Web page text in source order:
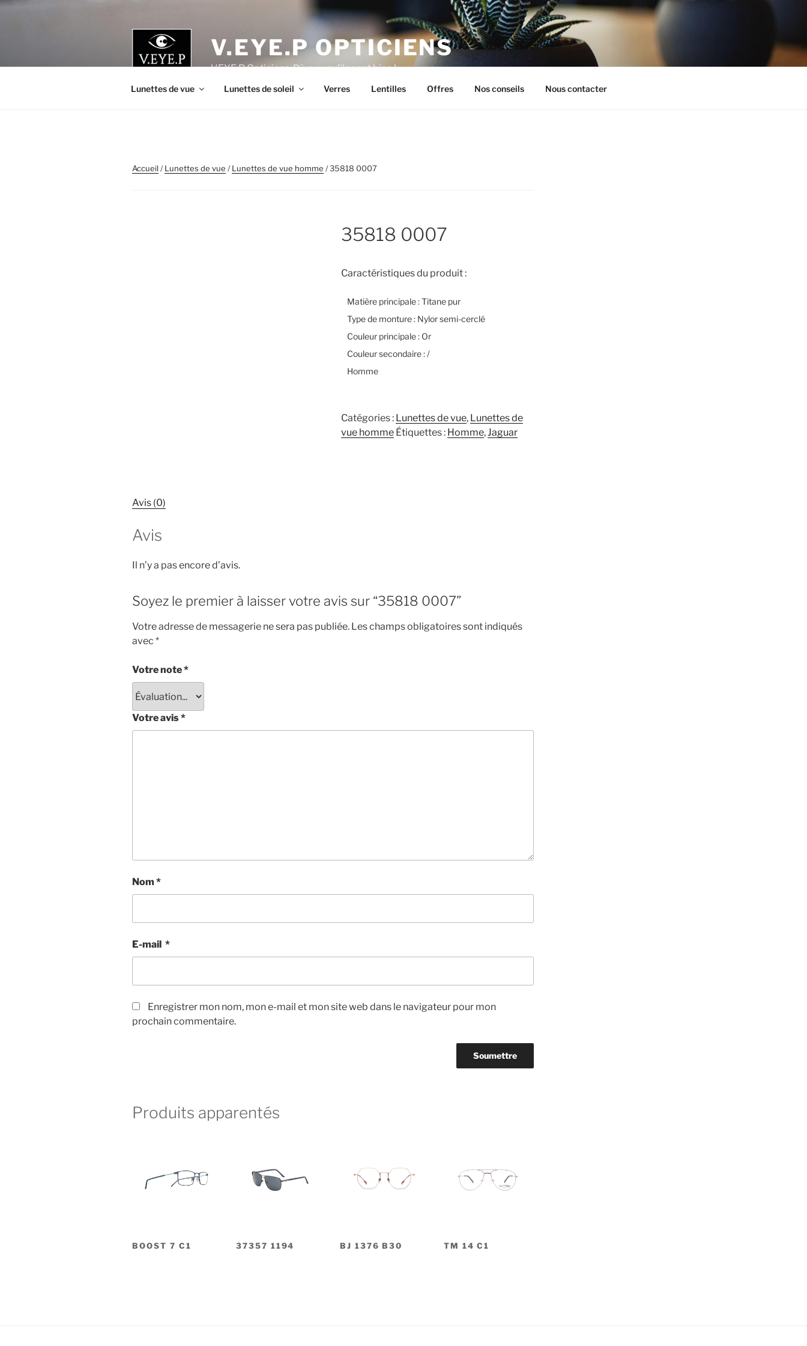
Aller
V.EYE.P OPTICIENS
V.EYE.P Opticiens, D´yeux qu’ils sont bien !
Lunettes de vue Lunettes de soleil Verres Lentilles Offres Nos conseils Nous contacter
Accueil/Lunettes de vue /Lunettes de vue homme / 35818 0007
35818 0007
Caractéristiques du produit :
Matière principale : Titane pur
Type de monture : Nylor semi-cerclé
Couleur principale : Or
Couleur secondaire : /
Homme
Catégories : Lunettes de vue, Lunettes de
vue homme Étiquettes : Homme,Jaguar
Avis (0)
Avis
Il n’y a pas encore d’avis.
Soyez le premier à laisser votre avis sur “35818 0007”
Votre adresse de messagerie ne sera pas publiée. Les champs obligatoires sont indiqués
avec *
Votre note*
Votre avis*
Nom *
E-mail *
Enregistrer mon nom, mon e-mail et mon site web dans le navigateur pour mon
prochain commentaire.
Produits apparentés
BOOST 7 C1 37357 1194 BJ 1376 B30 TM 14 C1